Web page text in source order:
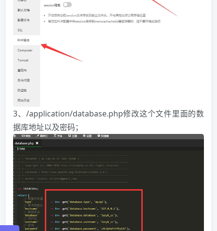
3、/application/database.php修改这个文件里面的数
据库地址以及密码；